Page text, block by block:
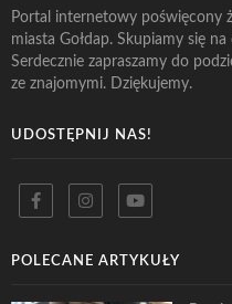
Portal internetowy poświęcony
miasta Gołdap. Skupiamy się
Serdecznie zapraszamy do
ze znajomymi. Dziękujemy.
UDOSTĘPNIJ NAS!
POLECANE ARTYKUŁY